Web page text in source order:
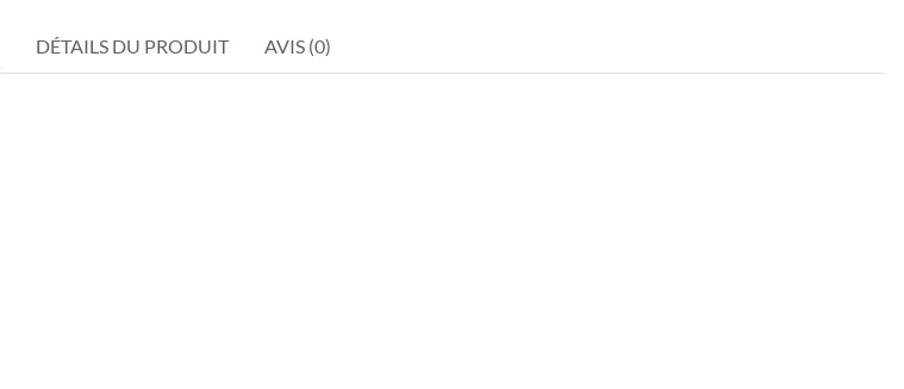
DÉTAILS DU PRODUIT AVIS (0)